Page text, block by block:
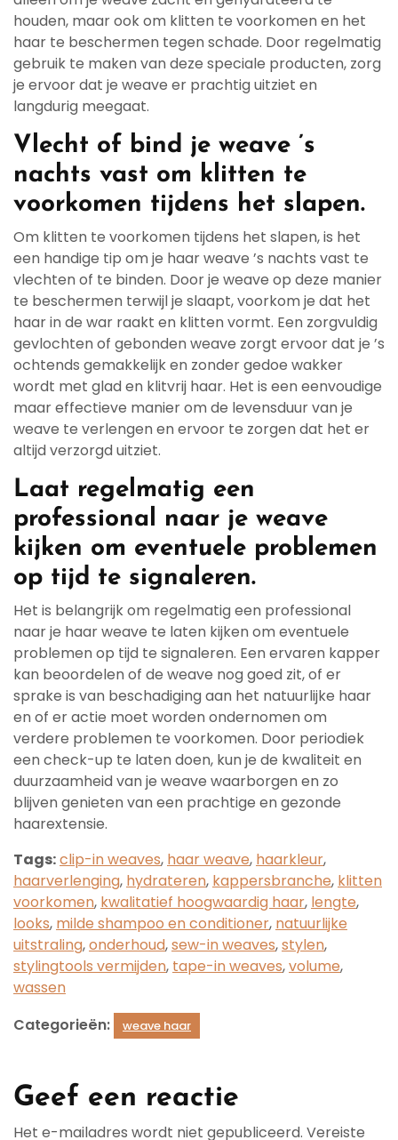
houden, maar ook om klitten te voorkomen en het
haar te beschermen tegen schade. Door regelmatig
gebruik te maken van deze speciale producten, zorg
je ervoor dat je weave er prachtig uitziet en
langdurig meegaat.
Vlecht of bind je weave ’s
nachts vast om klitten te
voorkomen tijdens het slapen.
Om klitten te voorkomen tijdens het slapen, is het
een handige tip om je haar weave ’s nachts vast te
vlechten of te binden. Door je weave op deze manier
te beschermen terwijl je slaapt, voorkom je dat het
haar in de war raakt en klitten vormt. Een zorgvuldig
gevlochten of gebonden weave zorgt ervoor dat je ’s
ochtends gemakkelijk en zonder gedoe wakker
wordt met glad en klitvrij haar. Het is een eenvoudige
maar effectieve manier om de levensduur van je
weave te verlengen en ervoor te zorgen dat het er
altijd verzorgd uitziet.
Laat regelmatig een
professional naar je weave
kijken om eventuele problemen
op tijd te signaleren.
Het is belangrijk om regelmatig een professional
naar je haar weave te laten kijken om eventuele
problemen op tijd te signaleren. Een ervaren kapper
kan beoordelen of de weave nog goed zit, of er
sprake is van beschadiging aan het natuurlijke haar
en of er actie moet worden ondernomen om
verdere problemen te voorkomen. Door periodiek
een check-up te laten doen, kun je de kwaliteit en
duurzaamheid van je weave waarborgen en zo
blijven genieten van een prachtige en gezonde
haarextensie.
Tags:clip-in weaves, haar weave, haarkleur,
haarverlenging, hydrateren, kappersbranche, klitten
voorkomen, kwalitatief hoogwaardig haar, lengte,
looks, milde shampoo en conditioner, natuurlijke
uitstraling,onderhoud,sew-in weaves,stylen,
stylingtools vermijden, tape-in weaves,volume,
wassen
Categorieën:
weave haar
Geef een reactie
Het e-mailadres wordt niet gepubliceerd. Vereiste